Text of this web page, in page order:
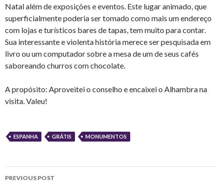
Natal além de exposições e eventos. Este lugar animado, que
superficialmente poderia ser tomado como mais um endereço
com lojas e turísticos bares de tapas, tem muito para contar.
Sua interessante e violenta história merece ser pesquisada em
livro ou um computador sobre a mesa de um de seus cafés
saboreando churros com chocolate.
A propósito: Aproveitei o conselho e encaixei o Alhambra na
visita. Valeu!
ESPANHA GRÁTIS MONUMENTOS
Post
PREVIOUS POST